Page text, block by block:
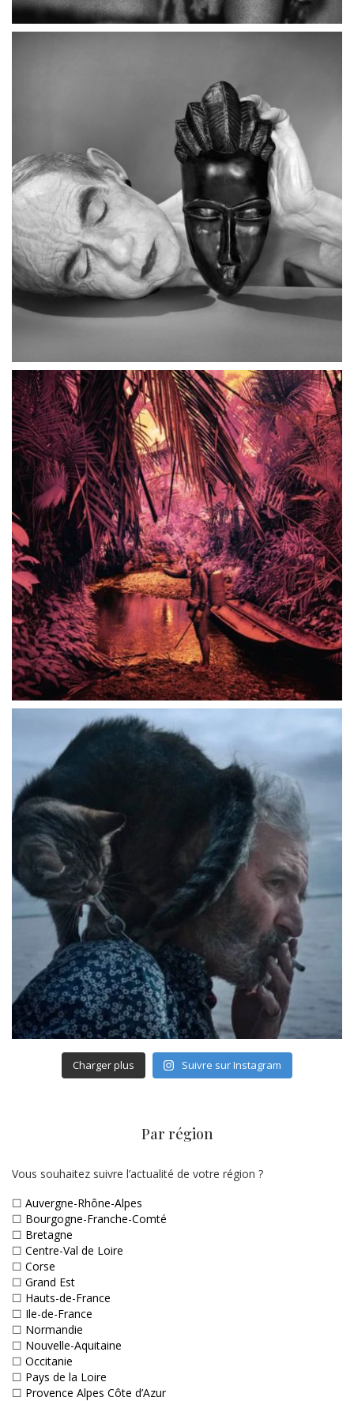
Charger plus Suivre sur Instagram
Par région
Vous souhaitez suivre l’actualité de votre région ?
☐ Auvergne-Rhône-Alpes
☐ Bourgogne-Franche-Comté
☐ Bretagne
☐ Centre-Val de Loire
☐ Corse
☐ Grand Est
☐ Hauts-de-France
☐ Ile-de-France
☐ Normandie
☐ Nouvelle-Aquitaine
☐ Occitanie
☐ Pays de la Loire
☐ Provence Alpes Côte d’Azur